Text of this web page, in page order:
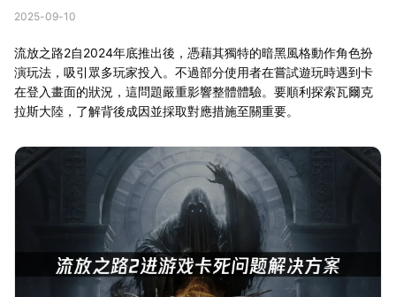
2025-09-10
流放之路2自2024年底推出後，憑藉其獨特的暗黑風格動作角色扮
演玩法，吸引眾多玩家投入。不過部分使用者在嘗試遊玩時遇到卡
在登入畫面的狀況，這問題嚴重影響整體體驗。要順利探索瓦爾克
拉斯大陸，了解背後成因並採取對應措施至關重要。